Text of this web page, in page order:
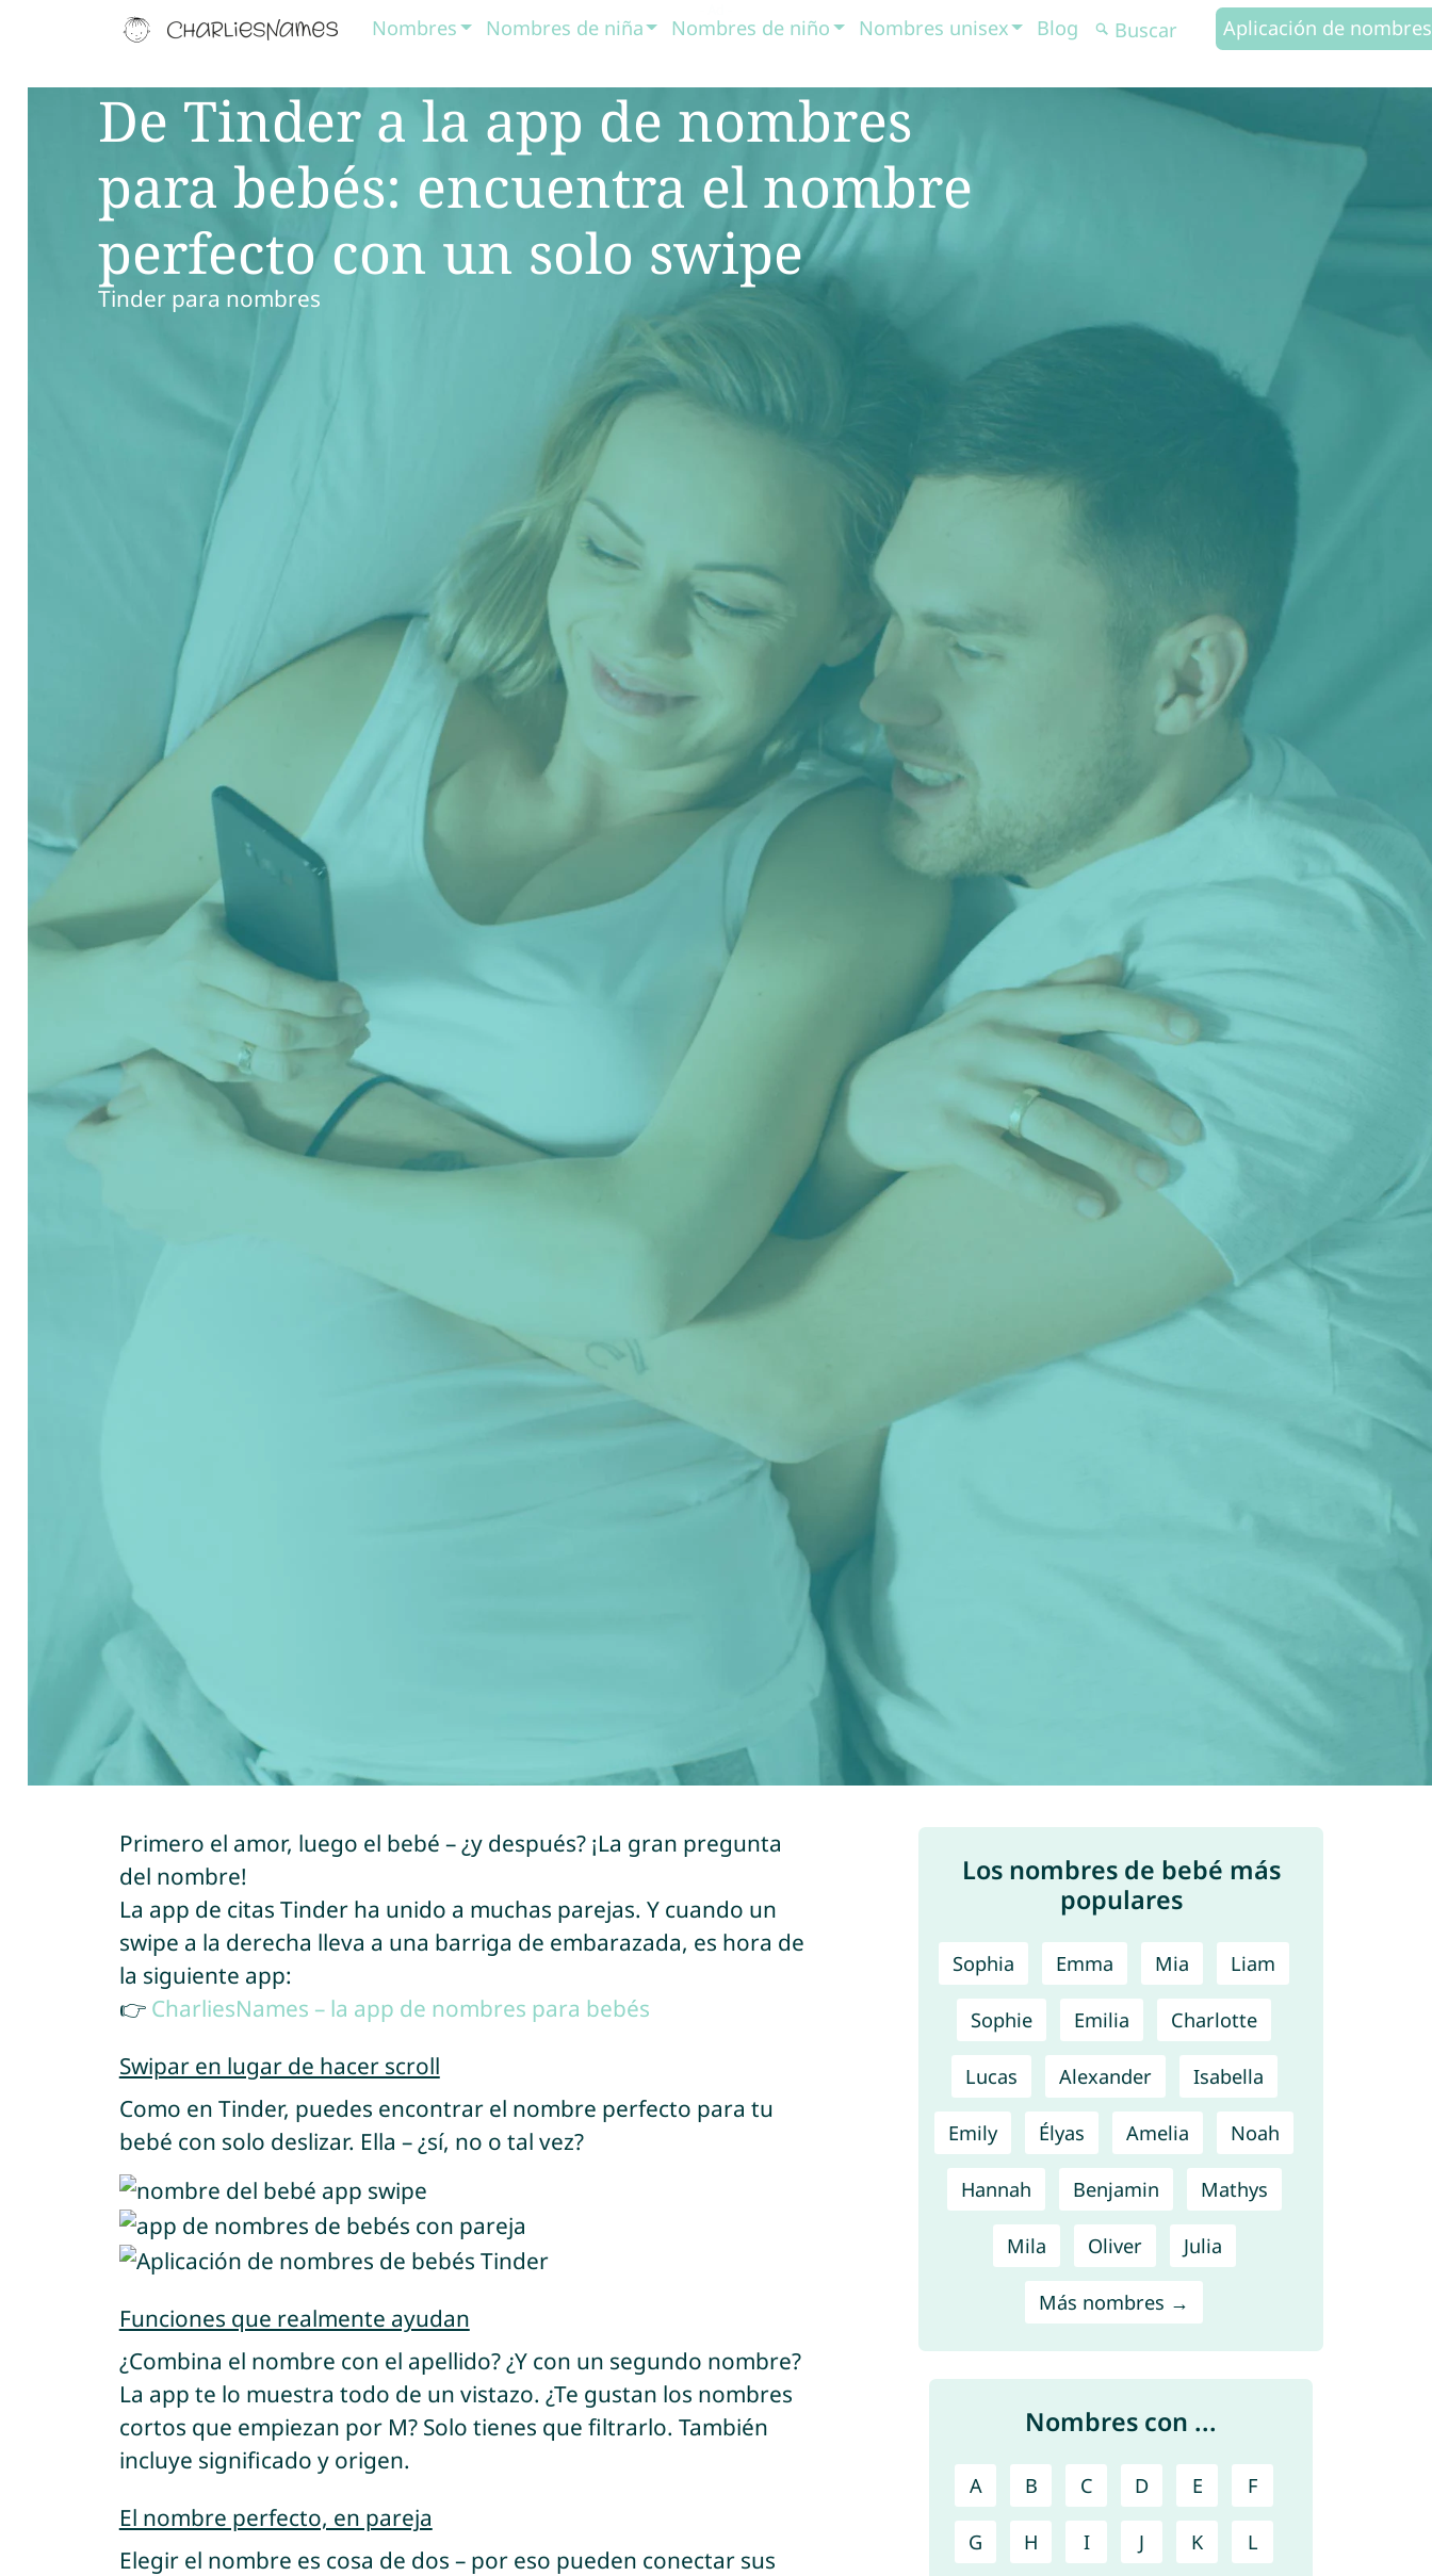
Nombres Nombres de niña Nombres de niño Nombres unisex Blog Aplicación de nombres
De Tinder a la app de nombres
para bebés: encuentra el nombre
perfecto con un solo swipe
Tinder para nombres
Primero el amor, luego el bebé – ¿y después? ¡La gran pregunta
del nombre!
La app de citas Tinder ha unido a muchas parejas. Y cuando un
swipe a la derecha lleva a una barriga de embarazada, es hora de
la siguiente app:
👉 CharliesNames – la app de nombres para bebés
Swipar en lugar de hacer scroll
Como en Tinder, puedes encontrar el nombre perfecto para tu
bebé con solo deslizar. Ella – ¿sí, no o tal vez?
Funciones que realmente ayudan
¿Combina el nombre con el apellido? ¿Y con un segundo nombre?
La app te lo muestra todo de un vistazo. ¿Te gustan los nombres
cortos que empiezan por M? Solo tienes que filtrarlo. También
incluye significado y origen.
El nombre perfecto, en pareja
Elegir el nombre es cosa de dos – por eso pueden conectar sus
Los nombres de bebé más
populares
Sophia Emma Mia Liam
Sophie Emilia Charlotte
Lucas Alexander Isabella
Emily Élyas Amelia Noah
Hannah Benjamin Mathys
Mila Oliver Julia
Más nombres →
Nombres con ...
A B C D E F
G H I J K L